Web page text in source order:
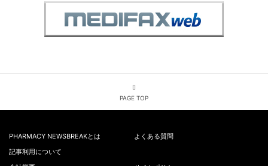
PAGE TOP
PHARMACY NEWSBREAKとは
よくある質問
記事利用について